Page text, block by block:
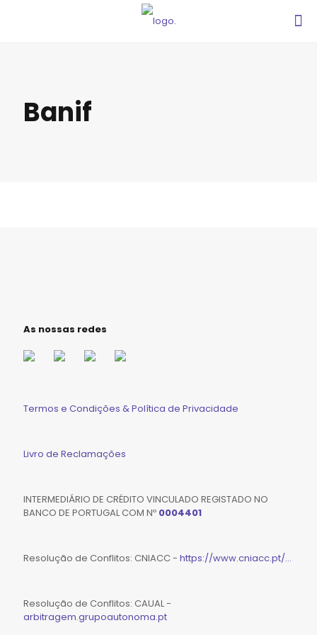
Banif
As nossas redes
Termos e Condições & Política de Privacidade
Livro de Reclamações
INTERMEDIÁRIO DE CRÉDITO VINCULADO REGISTADO NO
BANCO DE PORTUGAL COM Nº 0004401
Resolução de Conflitos: CNIACC - https://www.cniacc.pt/...
Resolução de Conflitos: CAUAL -
arbitragem.grupoautonoma.pt